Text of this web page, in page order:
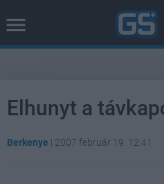
Elhunyt a
Berkenye | 2007 február 19. 12:41